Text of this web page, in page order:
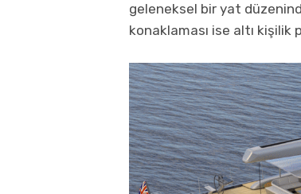
geleneksel bir yat
konaklaması ise altı kişilik